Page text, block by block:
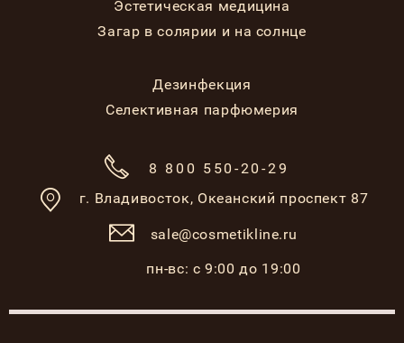
Эстетическая медицина
Загар в солярии и на солнце
Дезинфекция
Селективная парфюмерия
8 800 550-20-29
г. Владивосток, Океанский проспект 87
sale@cosmetikline.ru
пн-вс: с 9:00 до 19:00